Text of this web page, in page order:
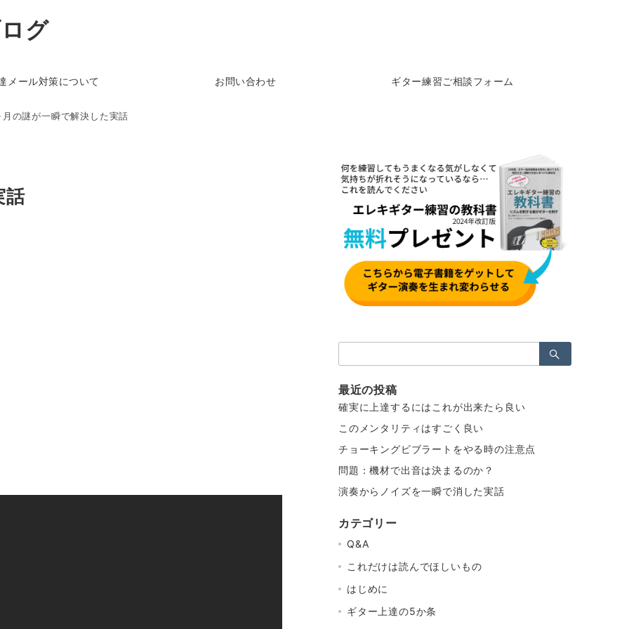
グ
メール対策について お問い合わせ ギター練習ご相談フォーム
月の謎が一瞬で解決した実話
話
索：
最近の投稿
確実に上達するにはこれが出来たら良い
このメンタリティはすごく良い
チョーキングビブラートをやる時の注意点
問題：機材で出音は決まるのか？
演奏からノイズを一瞬で消した実話
カテゴリー
Q&A
これだけは読んでほしいもの
はじめに
ギター上達の5か条